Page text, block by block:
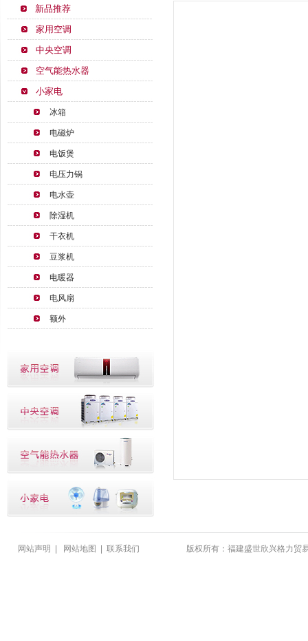
新品推荐
家用空调
中央空调
空气能热水器
小家电
冰箱
电磁炉
电饭煲
电压力锅
电水壶
除湿机
干衣机
豆浆机
电暖器
电风扇
额外
网站声明 网站地图 联系我们 版权所有：福建盛世欣兴格力